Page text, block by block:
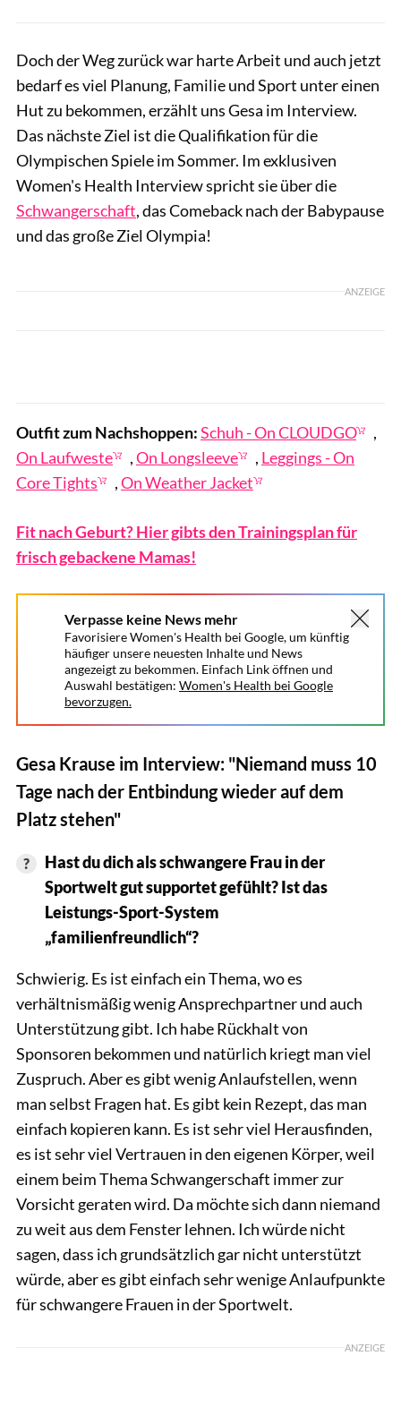
Doch der Weg zurück war harte Arbeit und auch jetzt
bedarf es viel Planung, Familie und Sport unter einen
Hut zu bekommen, erzählt uns Gesa im Interview.
Das nächste Ziel ist die Qualifikation für die
Olympischen Spiele im Sommer. Im exklusiven
Women's Health Interview spricht sie über die
Schwangerschaft, das Comeback nach der Babypause
und das große Ziel Olympia!
ANZEIGE
Outfit zum Nachshoppen:Schuh - On CLOUDGO
,
On Laufweste
,On Longsleeve , Leggings - On
Core Tights
,On Weather Jacket
Fit nach Geburt? Hier gibts den Trainingsplan für
frisch gebackene Mamas!
Verpasse keine News mehr
Favorisiere Women's Health bei Google, um künftig
häufiger unsere neuesten Inhalte und News
angezeigt zu bekommen. Einfach Link öffnen und
Auswahl bestätigen: Women's Health bei Google
bevorzugen.
Gesa Krause im Interview: "Niemand muss 10
Tage nach der Entbindung wieder auf dem
Platz stehen"
Hast du dich als schwangere Frau in der
Sportwelt gut supportet gefühlt? Ist das
Leistungs-Sport-System
„familienfreundlich“?
Schwierig. Es ist einfach ein Thema, wo es
verhältnismäßig wenig Ansprechpartner und auch
Unterstützung gibt. Ich habe Rückhalt von
Sponsoren bekommen und natürlich kriegt man viel
Zuspruch. Aber es gibt wenig Anlaufstellen, wenn
man selbst Fragen hat. Es gibt kein Rezept, das man
einfach kopieren kann. Es ist sehr viel Herausfinden,
es ist sehr viel Vertrauen in den eigenen Körper, weil
einem beim Thema Schwangerschaft immer zur
Vorsicht geraten wird. Da möchte sich dann niemand
zu weit aus dem Fenster lehnen. Ich würde nicht
sagen, dass ich grundsätzlich gar nicht unterstützt
würde, aber es gibt einfach sehr wenige Anlaufpunkte
für schwangere Frauen in der Sportwelt.
ANZEIGE